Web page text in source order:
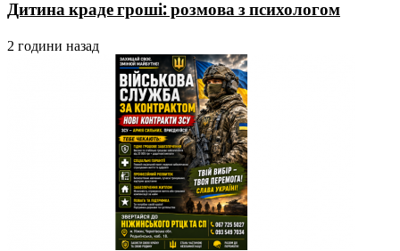
Дитина краде гроші: розмова з психологом
2 години назад